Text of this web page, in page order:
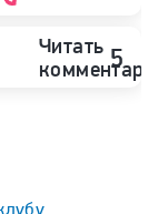
Читать 5